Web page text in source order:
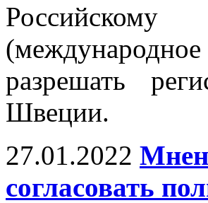
(международное
разрешать
Швеции.
27.01.2022
согласовать